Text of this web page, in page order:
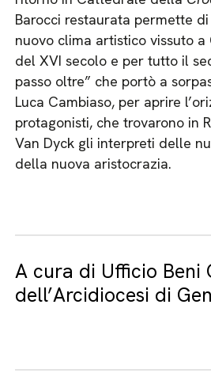
Barocci restaurata permette
nuovo clima artistico vissuto a
del XVI secolo e per tutto il
passo oltre” che portò a
Luca Cambiaso, per aprire
protagonisti, che trovarono in
Van Dyck gli interpreti delle
della nuova aristocrazia.
A cura di Ufficio Beni
dell’Arcidiocesi di